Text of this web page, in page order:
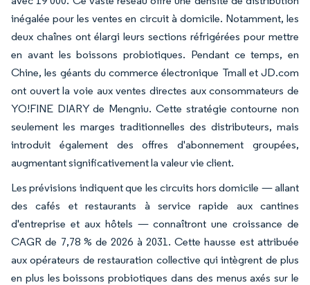
inégalée pour les ventes en circuit à domicile. Notamment, les
deux chaînes ont élargi leurs sections réfrigérées pour mettre
en avant les boissons probiotiques. Pendant ce temps, en
Chine, les géants du commerce électronique Tmall et JD.com
ont ouvert la voie aux ventes directes aux consommateurs de
YO!FINE DIARY de Mengniu. Cette stratégie contourne non
seulement les marges traditionnelles des distributeurs, mais
introduit également des offres d'abonnement groupées,
augmentant significativement la valeur vie client.
Les prévisions indiquent que les circuits hors domicile — allant
des cafés et restaurants à service rapide aux cantines
d'entreprise et aux hôtels — connaîtront une croissance de
CAGR de 7,78 % de 2026 à 2031. Cette hausse est attribuée
aux opérateurs de restauration collective qui intègrent de plus
en plus les boissons probiotiques dans des menus axés sur le